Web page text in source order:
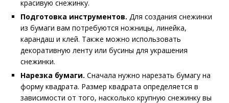
красивую снежинку.
Подготовка инструментов. Для создания снежинки
из бумаги вам потребуются ножницы, линейка,
карандаш и клей. Также можно использовать
декоративную ленту или бусины для украшения
снежинки.
Нарезка бумаги. Сначала нужно нарезать бумагу на
форму квадрата. Размер квадрата определяется в
зависимости от того, насколько крупную снежинку вы